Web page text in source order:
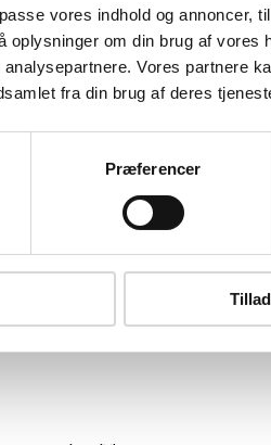
vores indhold og annoncer,
oplysninger om din brug af
Vores partnere
fra din brug af deres
Præferencer